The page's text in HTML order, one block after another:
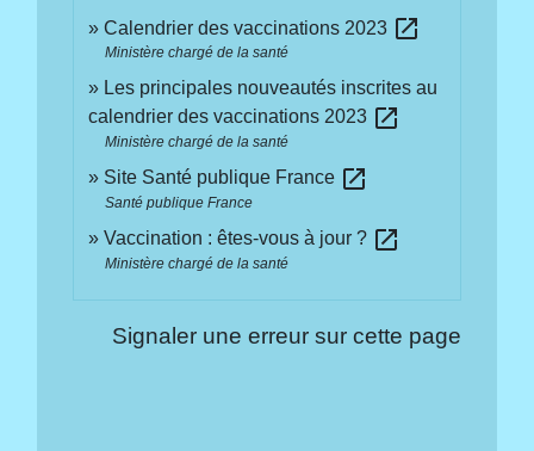
Calendrier des vaccinations 2023 open_in_new
Ministère chargé de la santé
Les principales nouveautés inscrites au
calendrier des vaccinations 2023 open_in_new
Ministère chargé de la santé
Site Santé publique France open_in_new
Santé publique France
Vaccination : êtes-vous à jour ? open_in_new
Ministère chargé de la santé
Signaler une erreur sur cette page